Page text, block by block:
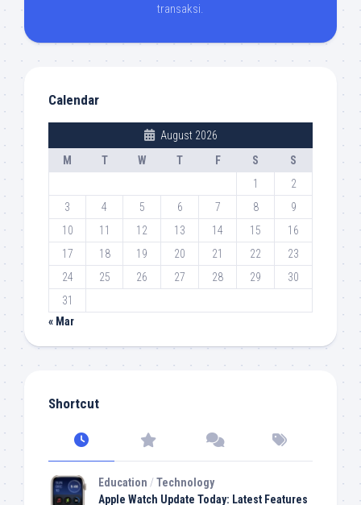
transaksi.
Calendar
August 2026
M
T W T F S
S
1
2
3
4 5 6 7 8
9
10
11 12 13 14 15
16
17
18 19 20 21 22
23
24
25 26 27 28 29
30
31
« Mar
Shortcut
Education /Technology
Apple Watch Update Today: Latest Features